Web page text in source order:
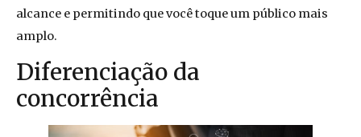
alcance e permitindo que você toque um público mais
amplo.
Diferenciação da
concorrência